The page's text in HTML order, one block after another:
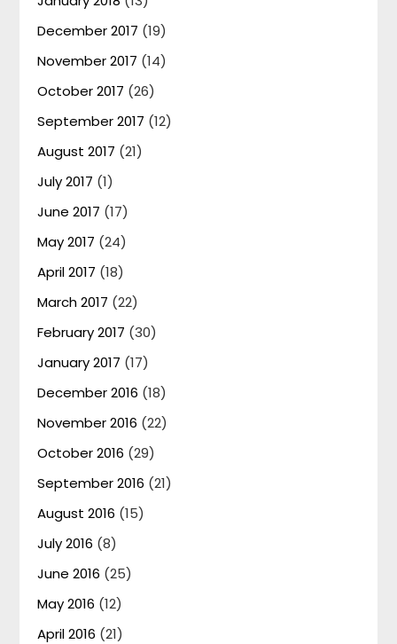
December 2017 (19)
November 2017 (14)
October 2017 (26)
September 2017 (12)
August 2017 (21)
July 2017 (1)
June 2017 (17)
May 2017 (24)
April 2017 (18)
March 2017 (22)
February 2017 (30)
January 2017 (17)
December 2016 (18)
November 2016 (22)
October 2016 (29)
September 2016 (21)
August 2016 (15)
July 2016 (8)
June 2016 (25)
May 2016 (12)
April 2016 (21)